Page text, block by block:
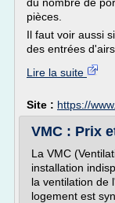
pièces.
Il faut voir aussi
des entrées
Lire la suite
Site : https://
VMC : Prix
La VMC
installation
la ventilation de
logement est